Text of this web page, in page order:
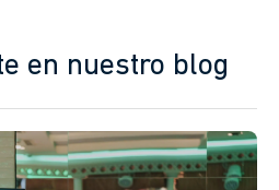
en nuestro blog